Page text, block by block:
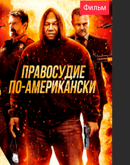
Фильм